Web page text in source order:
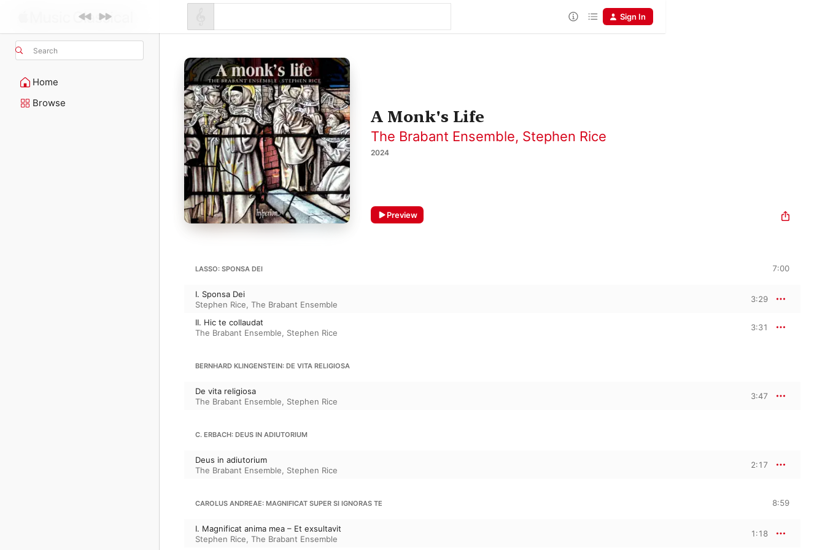
Search
Home
Browse
Sign In
A Monk's Life
The Brabant Ensemble, Stephen Rice
2024
Preview
LASSO: SPONSA DEI 7:00
I. Sponsa Dei
Stephen Rice, The Brabant Ensemble
3:29
II. Hic te collaudat
The Brabant Ensemble, Stephen Rice
3:31
BERNHARD KLINGENSTEIN: DE VITA RELIGIOSA
De vita religiosa
The Brabant Ensemble, Stephen Rice
3:47
C. ERBACH: DEUS IN ADIUTORIUM
Deus in adiutorium
The Brabant Ensemble, Stephen Rice
2:17
CAROLUS ANDREAE: MAGNIFICAT SUPER SI IGNORAS TE 8:59
I. Magnificat anima mea – Et exsultavit
Stephen Rice, The Brabant Ensemble
1:18